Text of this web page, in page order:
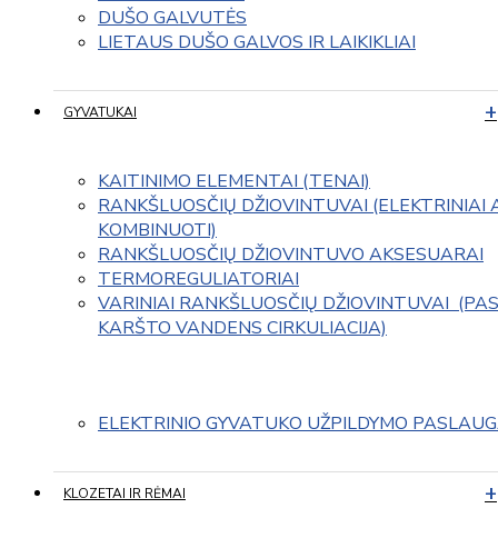
DUŠO GALVUTĖS
LIETAUS DUŠO GALVOS IR LAIKIKLIAI
GYVATUKAI
KAITINIMO ELEMENTAI (TENAI)
RANKŠLUOSČIŲ DŽIOVINTUVAI (ELEKTRINIAI
KOMBINUOTI)
RANKŠLUOSČIŲ DŽIOVINTUVO AKSESUARAI
TERMOREGULIATORIAI
VARINIAI RANKŠLUOSČIŲ DŽIOVINTUVAI
KARŠTO VANDENS CIRKULIACIJA)
ELEKTRINIO GYVATUKO UŽPILDYMO
KLOZETAI IR RĖMAI